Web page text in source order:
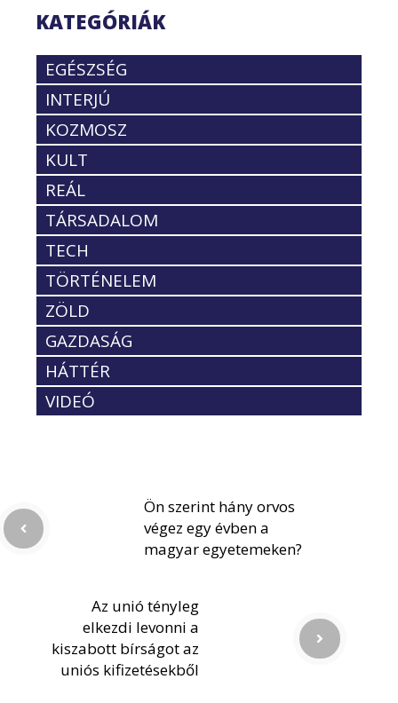
KATEGÓRIÁK
EGÉSZSÉG
INTERJÚ
KOZMOSZ
KULT
REÁL
TÁRSADALOM
TECH
TÖRTÉNELEM
ZÖLD
GAZDASÁG
HÁTTÉR
VIDEÓ
Ön szerint hány orvos
végez egy évben a
magyar egyetemeken?
Az unió tényleg
elkezdi levonni a
kiszabott bírságot az
uniós kifizetésekből